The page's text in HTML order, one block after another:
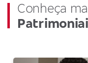
Conheça